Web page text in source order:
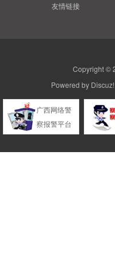
友情链接
Copyright ©
Powered by Discuz!
广西网络警
察报警平台